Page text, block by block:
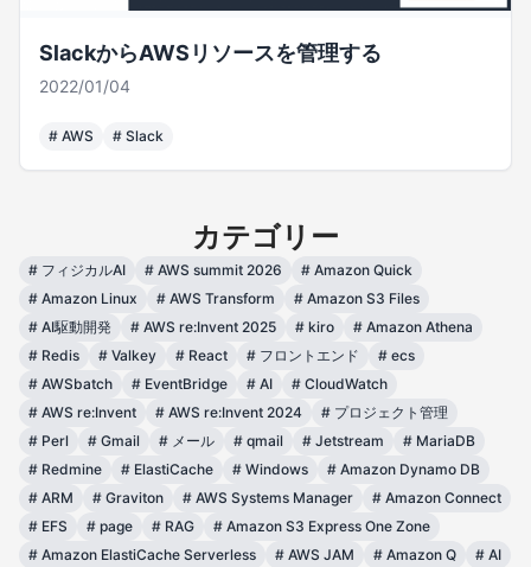
SlackからAWSリソースを管理する
2022/01/04
# AWS # Slack
カテゴリー
# フィジカルAI # AWS summit 2026 # Amazon Quick
# Amazon Linux # AWS Transform # Amazon S3 Files
# AI駆動開発 # AWS re:Invent 2025 # kiro # Amazon Athena
# Redis # Valkey # React # フロントエンド # ecs
# AWSbatch # EventBridge # AI # CloudWatch
# AWS re:Invent # AWS re:Invent 2024 # プロジェクト管理
# Perl # Gmail # メール # qmail # Jetstream # MariaDB
# Redmine # ElastiCache # Windows # Amazon Dynamo DB
# ARM # Graviton # AWS Systems Manager # Amazon Connect
# EFS # page # RAG # Amazon S3 Express One Zone
# Amazon ElastiCache Serverless # AWS JAM # Amazon Q # AI